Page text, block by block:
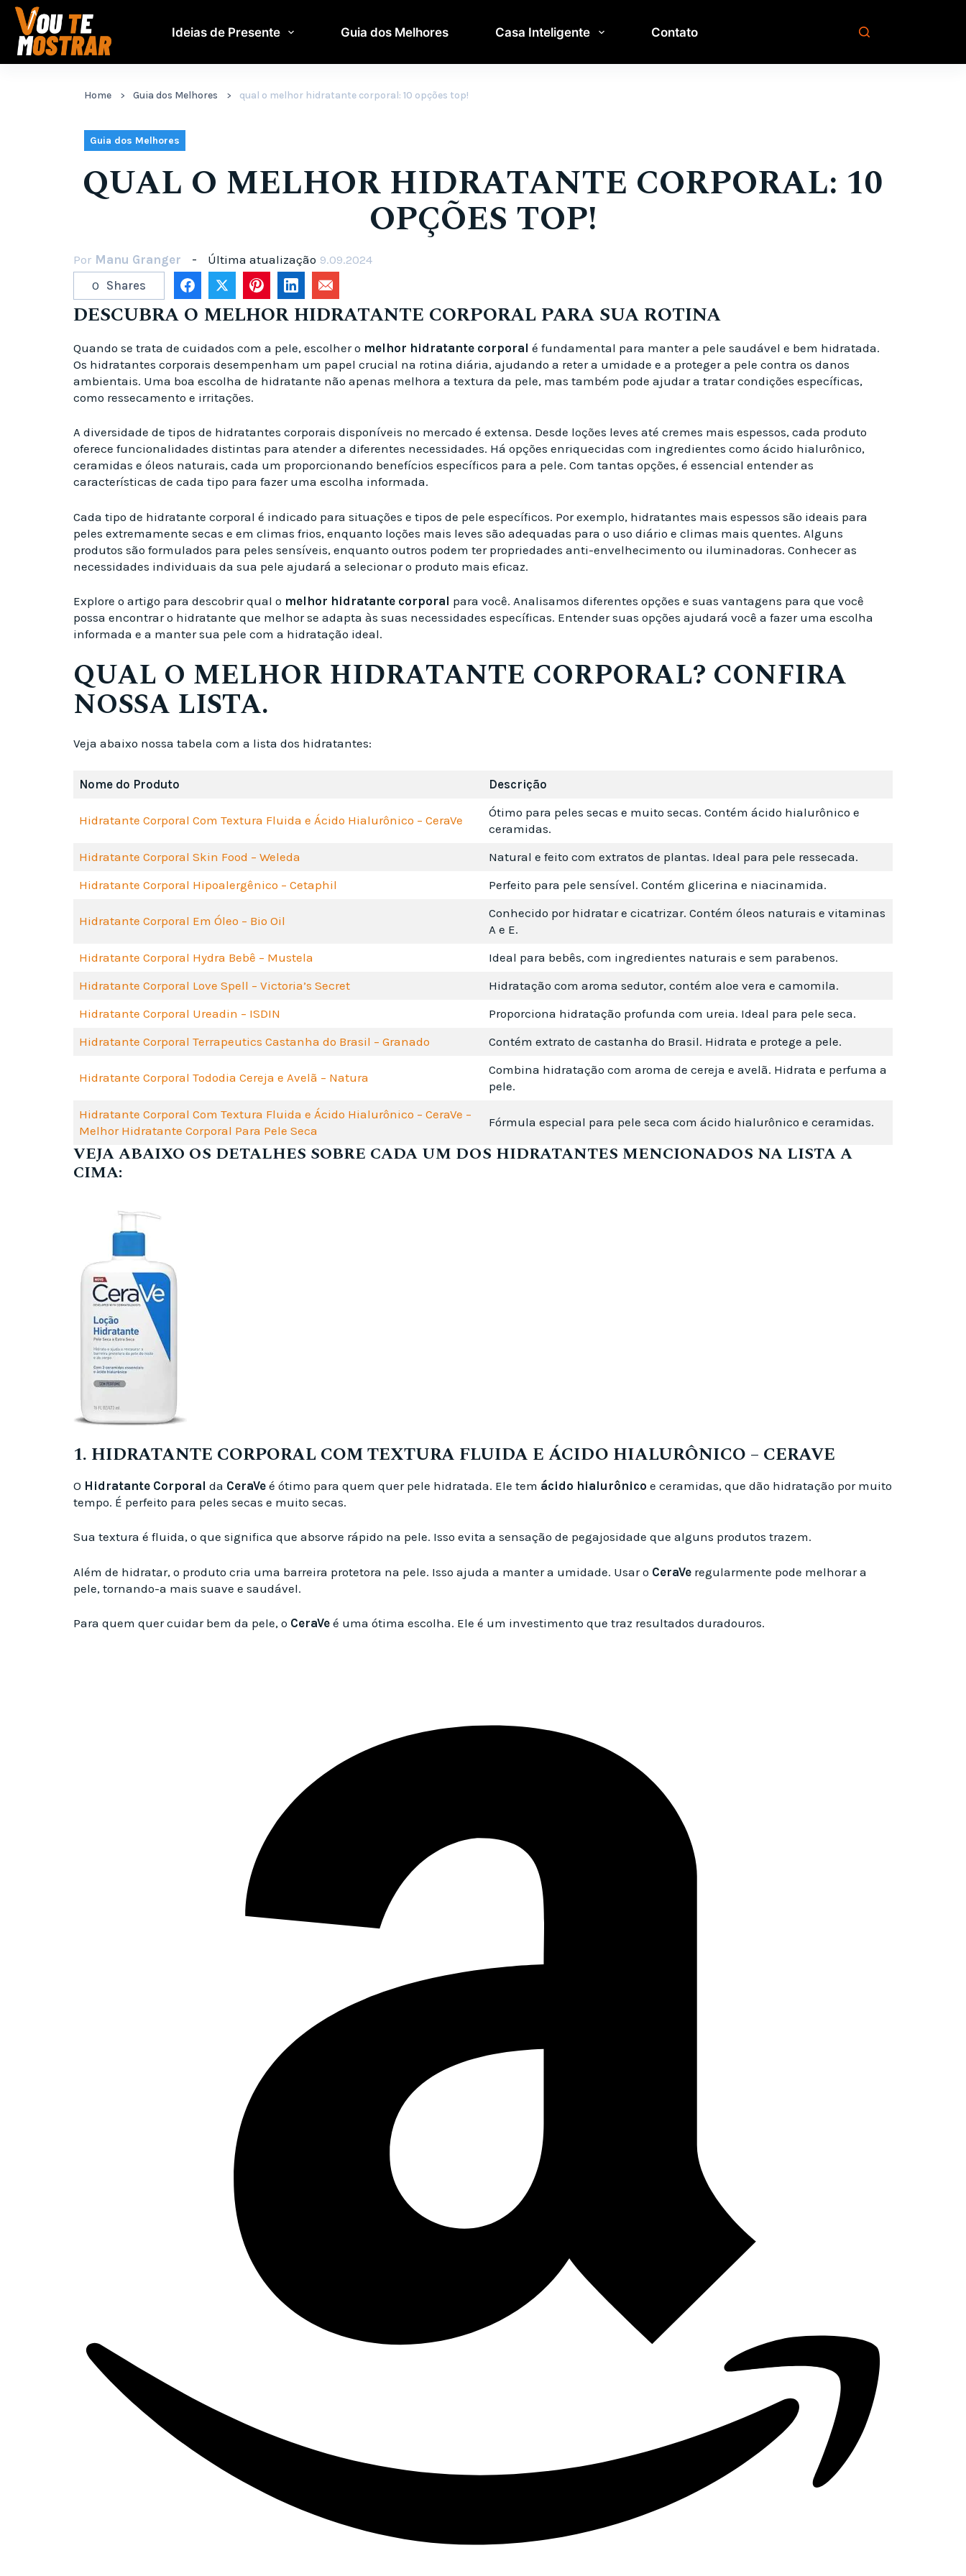
Pular
para
conteúdo
Ideias de Presente Guia dos Melhores Casa Inteligente Contato
Home Guia dos Melhores qual o melhor hidratante corporal: 10 opções top!
Guia dos Melhores
QUAL O MELHOR HIDRATANTE CORPORAL: 10
OPÇÕES TOP!
Por Manu Granger Última atualização 9.09.2024
0 Shares
DESCUBRA O MELHOR HIDRATANTE CORPORAL PARA SUA ROTINA
Quando se trata de cuidados com a pele, escolher o melhor hidratante corporal é fundamental para manter a pele saudável e bem hidratada.
Os hidratantes corporais desempenham um papel crucial na rotina diária, ajudando a reter a umidade e a proteger a pele contra os danos
ambientais. Uma boa escolha de hidratante não apenas melhora a textura da pele, mas também pode ajudar a tratar condições específicas,
como ressecamento e irritações.
A diversidade de tipos de hidratantes corporais disponíveis no mercado é extensa. Desde loções leves até cremes mais espessos, cada produto
oferece funcionalidades distintas para atender a diferentes necessidades. Há opções enriquecidas com ingredientes como ácido hialurônico,
ceramidas e óleos naturais, cada um proporcionando benefícios específicos para a pele. Com tantas opções, é essencial entender as
características de cada tipo para fazer uma escolha informada.
Cada tipo de hidratante corporal é indicado para situações e tipos de pele específicos. Por exemplo, hidratantes mais espessos são ideais para
peles extremamente secas e em climas frios, enquanto loções mais leves são adequadas para o uso diário e climas mais quentes. Alguns
produtos são formulados para peles sensíveis, enquanto outros podem ter propriedades anti-envelhecimento ou iluminadoras. Conhecer as
necessidades individuais da sua pele ajudará a selecionar o produto mais eficaz.
Explore o artigo para descobrir qual o melhor hidratante corporal para você. Analisamos diferentes opções e suas vantagens para que você
possa encontrar o hidratante que melhor se adapta às suas necessidades específicas. Entender suas opções ajudará você a fazer uma escolha
informada e a manter sua pele com a hidratação ideal.
QUAL O MELHOR HIDRATANTE CORPORAL? CONFIRA
NOSSA LISTA.
Veja abaixo nossa tabela com a lista dos hidratantes:
Nome do Produto Descrição
Hidratante Corporal Com Textura Fluida e Ácido Hialurônico – CeraVe
Ótimo para peles secas e muito secas. Contém ácido hialurônico e
ceramidas.
Hidratante Corporal Skin Food – Weleda
Natural e feito com extratos de plantas. Ideal para pele ressecada.
Hidratante Corporal Hipoalergênico – Cetaphil
Perfeito para pele sensível. Contém glicerina e niacinamida.
Hidratante Corporal Em Óleo – Bio Oil
Conhecido por hidratar e cicatrizar. Contém óleos naturais e vitaminas
A e E.
Hidratante Corporal Hydra Bebê – Mustela
Ideal para bebês, com ingredientes naturais e sem parabenos.
Hidratante Corporal Love Spell – Victoria’s Secret
Hidratação com aroma sedutor, contém aloe vera e camomila.
Hidratante Corporal Ureadin – ISDIN
Proporciona hidratação profunda com ureia. Ideal para pele seca.
Hidratante Corporal Terrapeutics Castanha do Brasil – Granado
Contém extrato de castanha do Brasil. Hidrata e protege a pele.
Hidratante Corporal Tododia Cereja e Avelã – Natura
Combina hidratação com aroma de cereja e avelã. Hidrata e perfuma a
pele.
Hidratante Corporal Com Textura Fluida e Ácido Hialurônico – CeraVe –
Melhor Hidratante Corporal Para Pele Seca
Fórmula especial para pele seca com ácido hialurônico e ceramidas.
VEJA ABAIXO OS DETALHES SOBRE CADA UM DOS HIDRATANTES MENCIONADOS NA LISTA A
CIMA:
1. HIDRATANTE CORPORAL COM TEXTURA FLUIDA E ÁCIDO HIALURÔNICO – CERAVE
O Hidratante Corporal da CeraVe é ótimo para quem quer pele hidratada. Ele tem ácido hialurônico e ceramidas, que dão hidratação por muito
tempo. É perfeito para peles secas e muito secas.
Sua textura é fluida, o que significa que absorve rápido na pele. Isso evita a sensação de pegajosidade que alguns produtos trazem.
Além de hidratar, o produto cria uma barreira protetora na pele. Isso ajuda a manter a umidade. Usar o CeraVe regularmente pode melhorar a
pele, tornando-a mais suave e saudável.
Para quem quer cuidar bem da pele, o CeraVe é uma ótima escolha. Ele é um investimento que traz resultados duradouros.